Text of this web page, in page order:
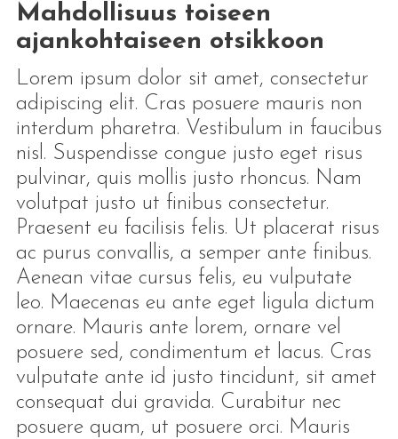
Mahdollisuus toiseen
ajankohtaiseen otsikkoon
Lorem ipsum dolor sit amet, consectetur
adipiscing elit. Cras posuere mauris non
interdum pharetra. Vestibulum in faucibus
nisl. Suspendisse congue justo eget risus
pulvinar, quis mollis justo rhoncus. Nam
volutpat justo ut finibus consectetur.
Praesent eu facilisis felis. Ut placerat risus
ac purus convallis, a semper ante finibus.
Aenean vitae cursus felis, eu vulputate
leo. Maecenas eu ante eget ligula dictum
ornare. Mauris ante lorem, ornare vel
posuere sed, condimentum et lacus. Cras
vulputate ante id justo tincidunt, sit amet
consequat dui gravida. Curabitur nec
posuere quam, ut posuere orci. Mauris